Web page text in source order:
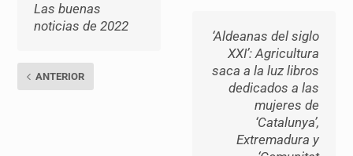
Las buenas
noticias de 2022
ANTERIOR
‘Aldeanas del siglo
XXI’: Agricultura
saca a la luz libros
dedicados a las
mujeres de
‘Catalunya’,
Extremadura y